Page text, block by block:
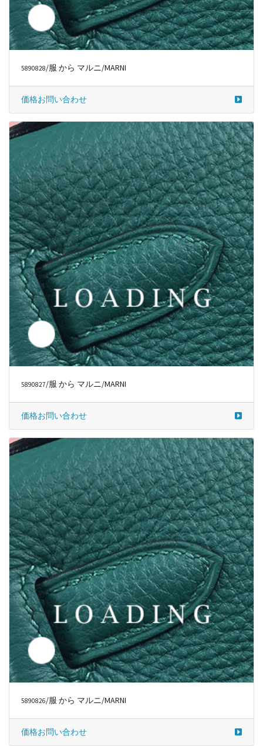
5890828 /服 から マルニ/MARNI
価格お問い合わせ
5890827 /服 から マルニ/MARNI
価格お問い合わせ